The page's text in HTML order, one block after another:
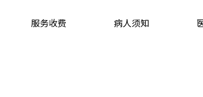
服务收费 病人须知